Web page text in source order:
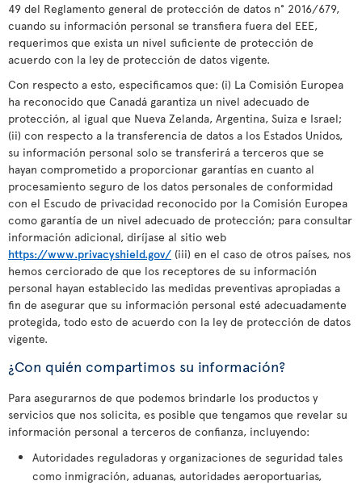
49 del Reglamento general de protección de datos n° 2016/679,
cuando su información personal se transfiera fuera del EEE,
requerimos que exista un nivel suficiente de protección de
acuerdo con la ley de protección de datos vigente.
Con respecto a esto, especificamos que: (i) La Comisión Europea
ha reconocido que Canadá garantiza un nivel adecuado de
protección, al igual que Nueva Zelanda, Argentina, Suiza e Israel;
(ii) con respecto a la transferencia de datos a los Estados Unidos,
su información personal solo se transferirá a terceros que se
hayan comprometido a proporcionar garantías en cuanto al
procesamiento seguro de los datos personales de conformidad
con el Escudo de privacidad reconocido por la Comisión Europea
como garantía de un nivel adecuado de protección; para consultar
información adicional, diríjase al sitio web
https://www.privacyshield.gov/ (iii) en el caso de otros países, nos
hemos cerciorado de que los receptores de su información
personal hayan establecido las medidas preventivas apropiadas a
fin de asegurar que su información personal esté adecuadamente
protegida, todo esto de acuerdo con la ley de protección de datos
vigente.
¿Con quién compartimos su información?
Para asegurarnos de que podemos brindarle los productos y
servicios que nos solicita, es posible que tengamos que revelar su
información personal a terceros de confianza, incluyendo:
Autoridades reguladoras y organizaciones de seguridad tales
como inmigración, aduanas, autoridades aeroportuarias,